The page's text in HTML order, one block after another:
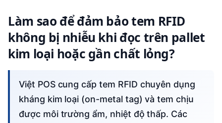
Làm sao để đảm bảo tem RFID
không bị nhiễu khi đọc trên pallet
kim loại hoặc gần chất lỏng?
Việt POS cung cấp tem RFID chuyên dụng
kháng kim loại (on-metal tag) và tem chịu
được môi trường ẩm, nhiệt độ thấp. Các